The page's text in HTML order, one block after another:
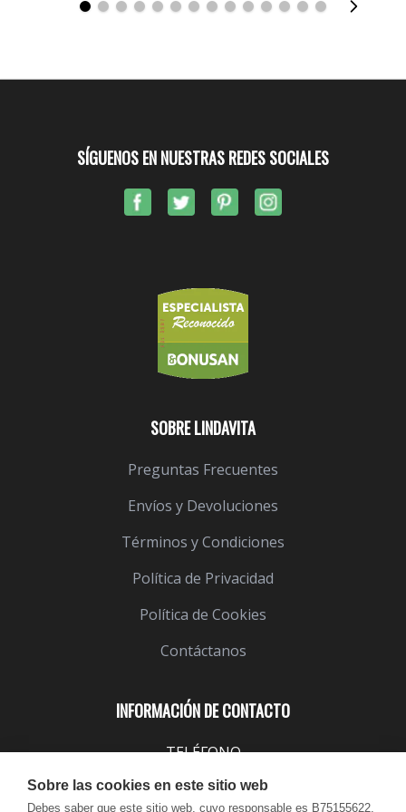
INFORMACIÓN DE CONTACTO
TELÉFONO
SOBRE LINDAVITA
Preguntas Frecuentes
Envíos y Devoluciones
Términos y Condiciones
Política de Privacidad
Política de Cookies
Contáctanos
SÍGUENOS EN NUESTRAS REDES SOCIALES
Sobre las cookies en este sitio web
Debes saber que este sitio web, cuyo responsable es B75155622,